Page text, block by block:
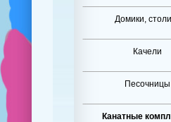
Домики,
Качели
Песочницы
Канатные